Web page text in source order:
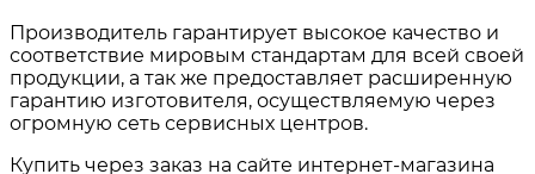
Производитель гарантирует высокое качество и
соответствие мировым стандартам для всей своей
продукции, а так же предоставляет расширенную
гарантию изготовителя, осуществляемую через
огромную сеть сервисных центров.
Купить через заказ на сайте интернет-магазина